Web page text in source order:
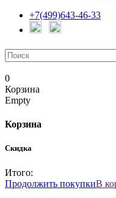
+7(499)643-46-33
0
Корзина
Empty
Корзина
Скидка
Итого:
Продолжить покупкиВ